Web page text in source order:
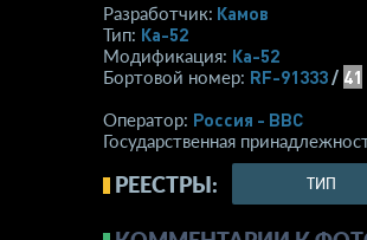
Разработчик: Камов
Тип: Ка-52
Модификация: Ка-52
Бортовой номер: RF-91333/ 41
Оператор: Россия - ВВС
Государственная
РЕЕСТРЫ: ТИП